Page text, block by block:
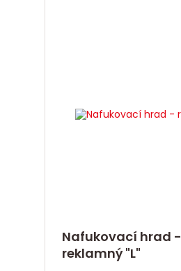
Nafukovací hrad -
reklamný "L"